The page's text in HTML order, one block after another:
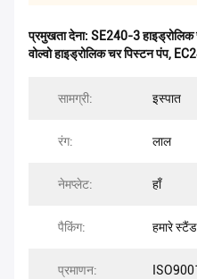
प्रमुखता देना: SE240-3 हाइड्रोलिक
वोल्वो हाइड्रोलिक चर पिस्टन पंप,
सामग्री: इस्पात
रंग: लाल
नेमप्लेट: हाँ
पैकिंग: हमारे
प्रमाणन: